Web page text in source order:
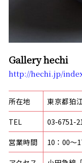
Gallery hechi
http://hechi.jp/
所在地 東京都狛
TEL
03-6751-
営業時間
10 ： 00～